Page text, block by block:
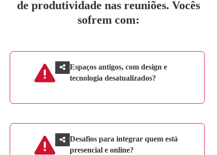
de produtividade nas reuniões. Vocês
sofrem com:
Espaços antigos, com design e
tecnologia desatualizados?
Desafios para integrar quem está
presencial e online?